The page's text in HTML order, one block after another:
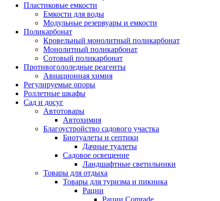
Пластиковые емкости
Емкости для воды
Модульные резервуары и емкости
Поликарбонат
Кровельный монолитный поликарбонат
Монолитный поликарбонат
Сотовый поликарбонат
Противогололедные реагенты
Авиационная химия
Регулируемые опоры
Роллетные шкафы
Сад и досуг
Автотовары
Автохимия
Благоустройство садового участка
Биотуалеты и септики
Дачные туалеты
Садовое освещение
Ландшафтные светильники
Товары для отдыха
Товары для туризма и пикника
Рации